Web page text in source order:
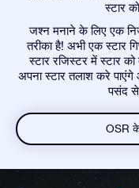
स्टार
जश्न मनाने के लिए एक
तरीका है! अभी एक स्टार
स्टार रजिस्टर में स्टार
अपना स्टार तलाश करे
पसंद
OSR के